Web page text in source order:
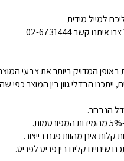
למייל מידית
קשר 02-6731444
המדויק ביותר את צבעי
הבדלי גוון בין המוצר
הנבחר.
אינן מהוות פגם בייצור.
שינויים קלים בין פריט לפריט.